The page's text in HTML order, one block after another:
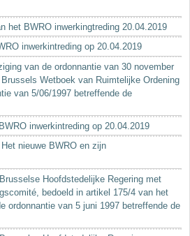
het BWRO inwerkingtreding 20.04.2019
inwerkintreding op 20.04.2019
van de ordonnantie van 30 november
Wetboek van Ruimtelijke Ordening
van 5/06/1997 betreffende de
inwerkintreding op 20.04.2019
nieuwe BWRO en zijn
Hoofdstedelijke Regering met
bedoeld in artikel 175/4 van het
ordonnantie van 5 juni 1997 betreffende de